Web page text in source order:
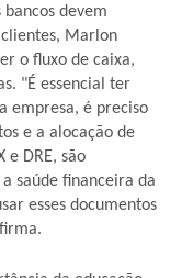
devem
Marlon
o fluxo de caixa,
"É essencial ter
empresa, é preciso
e a alocação de
e DRE, são
saúde financeira da
esses documentos